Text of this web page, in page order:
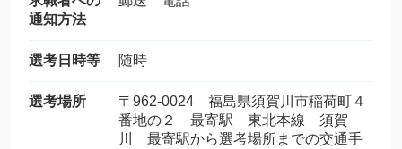
通知方法
選考日時等 随時
選考場所
〒962-0024 福島県須賀川市稲荷町４
番地の２ 最寄駅 東北本線 須賀
川 最寄駅から選考場所までの交通手